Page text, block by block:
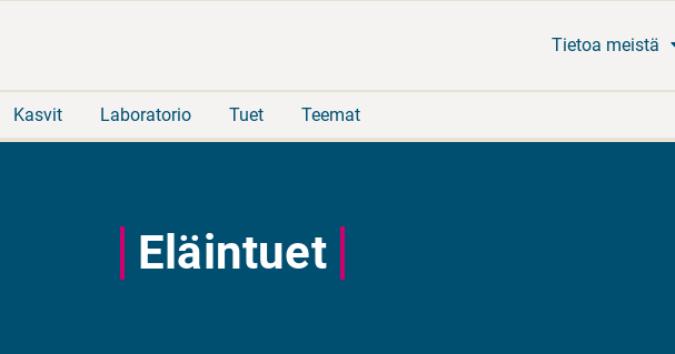
Tietoa meistä
Kasvit Laboratorio Tuet Teemat
Eläintuet